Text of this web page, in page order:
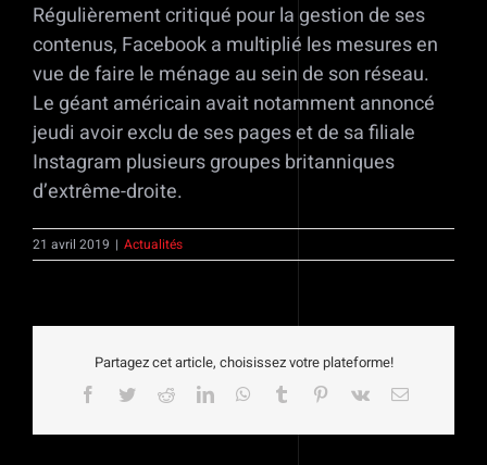
Régulièrement critiqué pour la gestion de ses
contenus, Facebook a multiplié les mesures en
vue de faire le ménage au sein de son réseau.
Le géant américain avait notamment annoncé
jeudi avoir exclu de ses pages et de sa filiale
Instagram plusieurs groupes britanniques
d’extrême-droite.
21 avril 2019 | Actualités
Partagez cet article, choisissez votre plateforme!
Facebook
TwitterRedditLinkedInWhatsApp
Tumblr Pinterest
Vk Email